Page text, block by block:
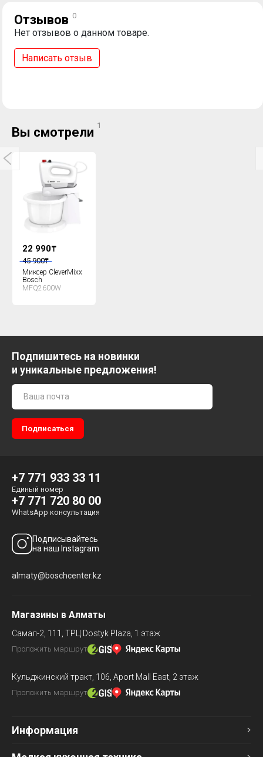
Отзывов 0
Нет отзывов о данном товаре.
Написать отзыв
Вы смотрели 1
22 990₸
45 900₸
Миксер CleverMixx
Bosch
MFQ2600W
Подпишитесь на новинки
и уникальные предложения!
+7 771 933 33 11
Единый номер
+7 771 720 80 00
WhatsApp консультация
Подписывайтесь
на наш Instagram
almaty@boschcenter.kz
Магазины в Алматы
Самал-2, 111, ТРЦ Dostyk Plaza, 1 этаж
Проложить маршрут
Кульджинский тракт, 106, Aport Mall East, 2 этаж
Проложить маршрут
Информация